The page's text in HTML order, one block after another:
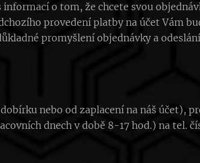
o tom, že chcete svou
provedení platby na účet Vám
promyšlení objednávky a
nebo od zaplacení na náš účet),
dnech v době 8-17 hod.) na tel.